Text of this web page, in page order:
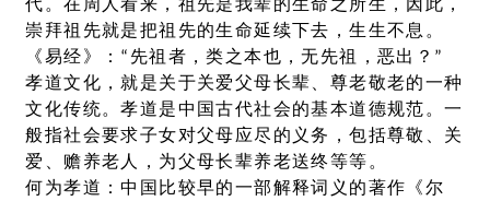
代。在周人看来，祖先是我辈的生命之所生，因此，
崇拜祖先就是把祖先的生命延续下去，生生不息。
《易经》：“先祖者，类之本也，无先祖，恶出？”
孝道文化，就是关于关爱父母长辈、尊老敬老的一种
文化传统。孝道是中国古代社会的基本道德规范。一
般指社会要求子女对父母应尽的义务，包括尊敬、关
爱、赡养老人，为父母长辈养老送终等等。
何为孝道：中国比较早的一部解释词义的著作《尔